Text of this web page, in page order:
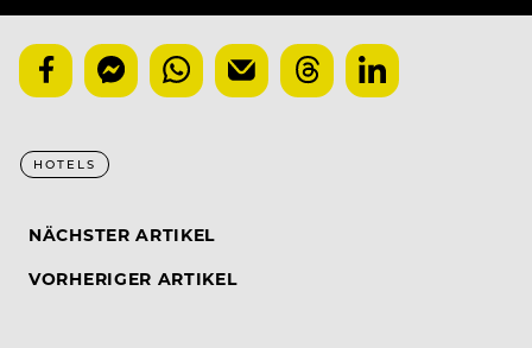
HOTELS
NÄCHSTER ARTIKEL
VORHERIGER ARTIKEL